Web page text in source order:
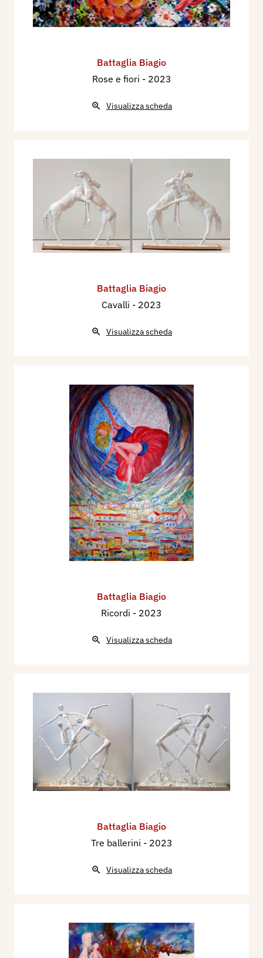
Battaglia Biagio
Rose e fiori - 2023
Visualizza scheda
Battaglia Biagio
Cavalli - 2023
Visualizza scheda
Battaglia Biagio
Ricordi - 2023
Visualizza scheda
Battaglia Biagio
Tre ballerini - 2023
Visualizza scheda